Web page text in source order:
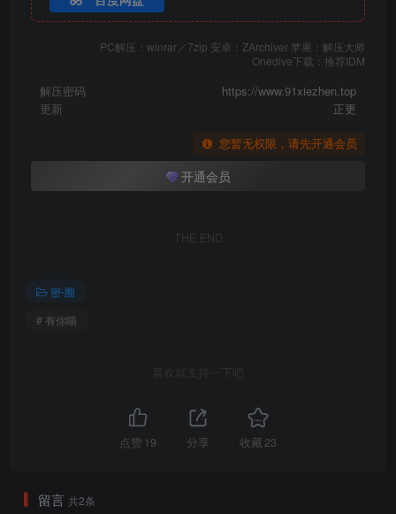
PC解压：winrar／7zip 安卓：ZArchiver 苹果：解压大师
Onedive下载：推荐IDM
解压密码
https://www.91xiezhen.top
更新
正更
您暂无权限，请先开通会员
开通会员
THE END
密⋅圈
# 有你喵
喜欢就支持一下吧
点赞 19 分享 收藏23
留言 共2条